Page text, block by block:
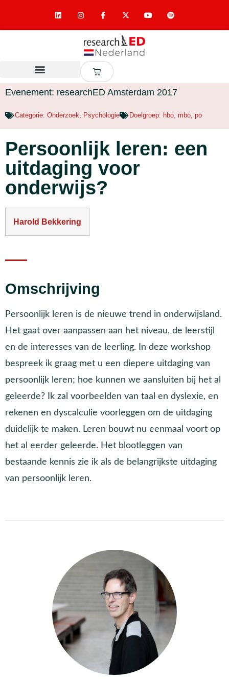
Evenement: researchED Amsterdam 2017
Categorie: Onderzoek Psychologie Doelgroep: hbo mbo po
Persoonlijk leren: een
uitdaging voor
onderwijs?
Harold Bekkering
Omschrijving
Persoonlijk leren is de nieuwe trend in onderwijsland.
Het gaat over aanpassen aan het niveau, de leerstijl
en de interesses van de leerling. In deze workshop
bespreek ik graag met u een diepere uitdaging van
persoonlijk leren; hoe kunnen we aansluiten bij het al
geleerde? Ik zal voorbeelden van taal en dyslexie, en
rekenen en dyscalculie voorleggen om de uitdaging
duidelijk te maken. Leren bouwt nu eenmaal voort op
het al eerder geleerde. Het blootleggen van
bestaande kennis zie ik als de belangrijkste uitdaging
van persoonlijk leren.